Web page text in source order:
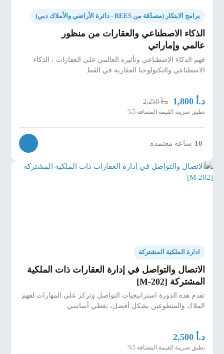
برامج الابتكار (مصدّقة من REES - دائرة الأراضي والأملاك دبي)
الذكاء الاصطناعي والعقارات من منظور
عالمي وإماراتي
فهم الذكاء الاصطناعي وتأثيره العالمي على العقارات ، الذكاء
الاصطناعي والتكنولوجيا العقارية في القط
د.أ 1,800 د.أ2,250
تطبق ضريبة القيمة المضافة 5%
10 ساعة معتمدة
ادارة الملكية المشتركة
الاتصال والتواصل في إدارة العقارات ذات الملكية
المشتركة [M-202]
تقدم هذه الدورة استراتيجيات التواصل وتركز على المهارات لفهم
الملاك والمتطوعين بشكل أفضل، تغطي أساسي
د.أ 2,500
تطبق ضريبة القيمة المضافة 5%